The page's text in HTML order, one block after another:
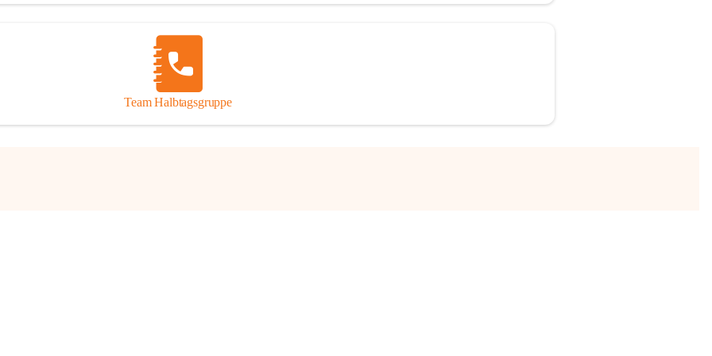
Bildungs-Rahmenplan Österreich)
Team Halbtagsgruppe